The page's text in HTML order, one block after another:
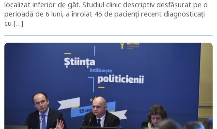
localizat inferior de gât. Studiul clinic descriptiv desfășurat pe o
perioadă de 6 luni, a înrolat 45 de pacienți recent diagnosticați
cu […]